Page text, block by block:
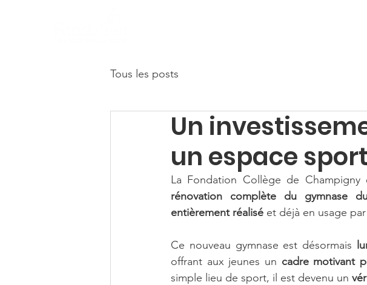
Tous les posts
Un
un espace
La Fondation Collège de Champigny
rénovation complète du gymnase
entièrement réalisé et déjà en usage
Ce nouveau gymnase est désormais
offrant aux jeunes un cadre motivant
simple lieu de sport, il est devenu un